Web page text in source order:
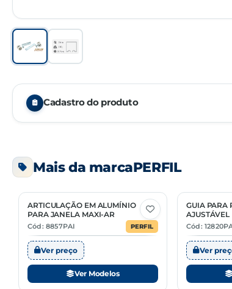
Cadastro do produto
Unidade de venda
NCM
Mais da marcaPERFIL
3 Opções
ARTICULAÇÃO EM ALUMÍNIO
PARA JANELA MAXI-AR
Cód: 8857PAI PERFIL
Ver preço
Ver Modelos
2 Opções
GUIA PARA
AJUSTÁVEL
Cód:
Ver